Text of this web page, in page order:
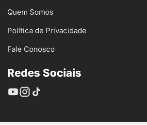
Quem Somos
Política de Privacidade
Fale Conosco
Redes Sociais